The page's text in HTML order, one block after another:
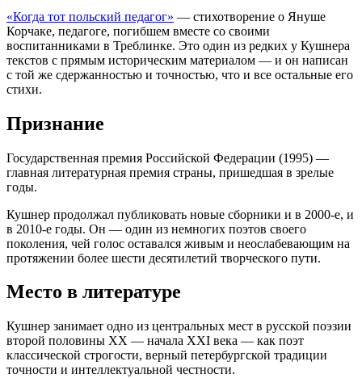
«Когда тот польский педагог» — стихотворение о Януше
Корчаке, педагоге, погибшем вместе со своими
воспитанниками в Треблинке. Это один из редких у Кушнера
текстов с прямым историческим материалом — и он написан
с той же сдержанностью и точностью, что и все остальные его
стихи.
Признание
Государственная премия Российской Федерации (1995) —
главная литературная премия страны, пришедшая в зрелые
годы.
Кушнер продолжал публиковать новые сборники и в 2000-е, и
в 2010-е годы. Он — один из немногих поэтов своего
поколения, чей голос оставался живым и неослабевающим на
протяжении более шести десятилетий творческого пути.
Место в литературе
Кушнер занимает одно из центральных мест в русской поэзии
второй половины XX — начала XXI века — как поэт
классической строгости, верный петербургской традиции
точности и интеллектуальной честности.